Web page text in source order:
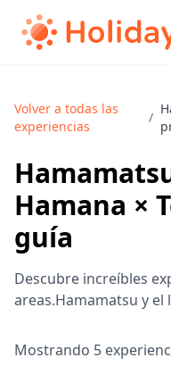
Volver a todas las
experiencias
/
Hamana ×
guía
Descubre increíbles
areas.Hamamatsu y el
Mostrando 5